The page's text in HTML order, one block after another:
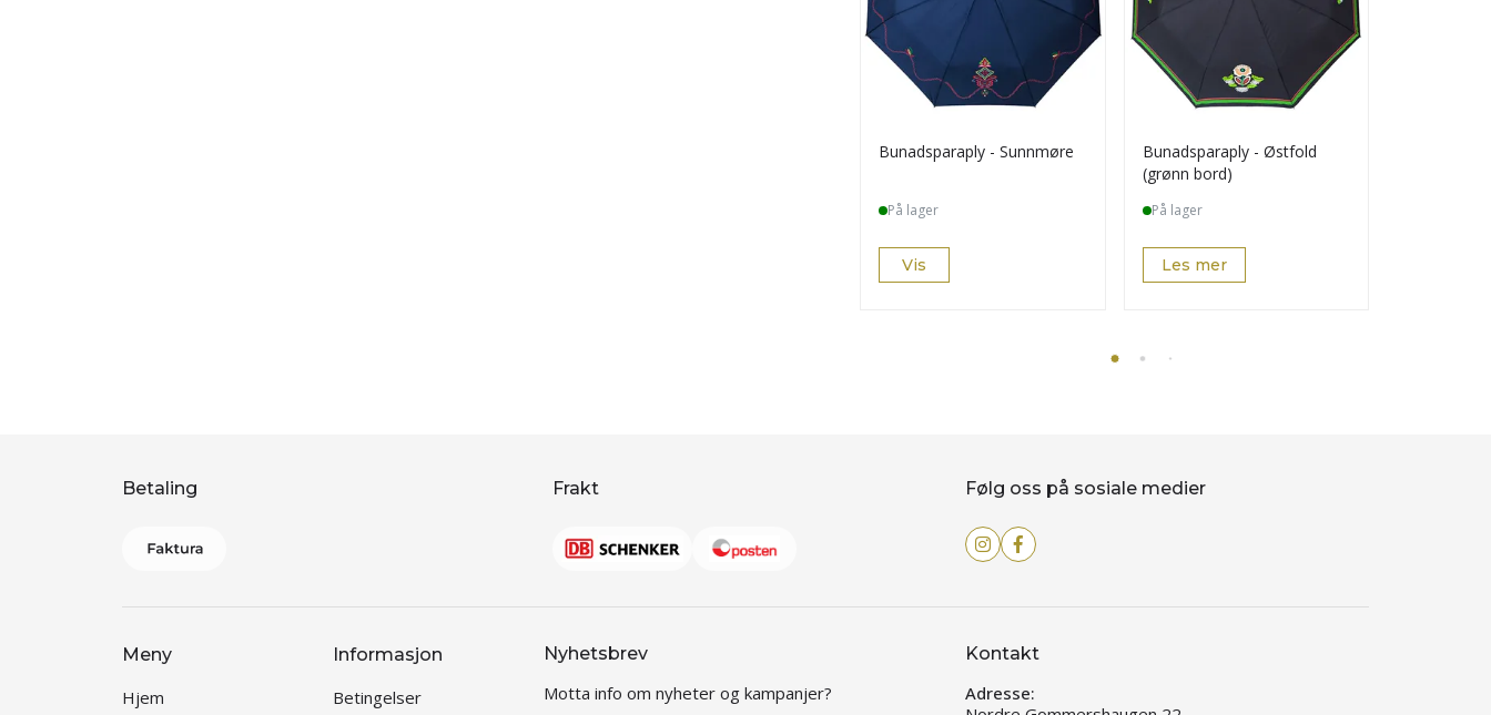
Bunadsparaply - Sunnmøre
På lager
Vis
Bunadsparaply - Østfold
(grønn bord)
På lager
Les mer
Betaling Frakt Følg oss på sosiale medier
Meny
Hjem
Informasjon
Betingelser
Nyhetsbrev
Motta info om nyheter og kampanjer?
Kontakt
Adresse: